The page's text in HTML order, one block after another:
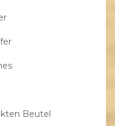
Beutel